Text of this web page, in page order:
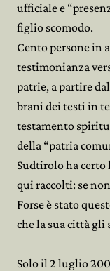
ufficiale e
figlio scomodo.
Cento persone in
testimonianza
patrie, a partire
brani dei testi in
testamento
della “patria
Sudtirolo ha certo
qui raccolti: se
Forse è stato
che la sua città gli
Solo il 2 luglio